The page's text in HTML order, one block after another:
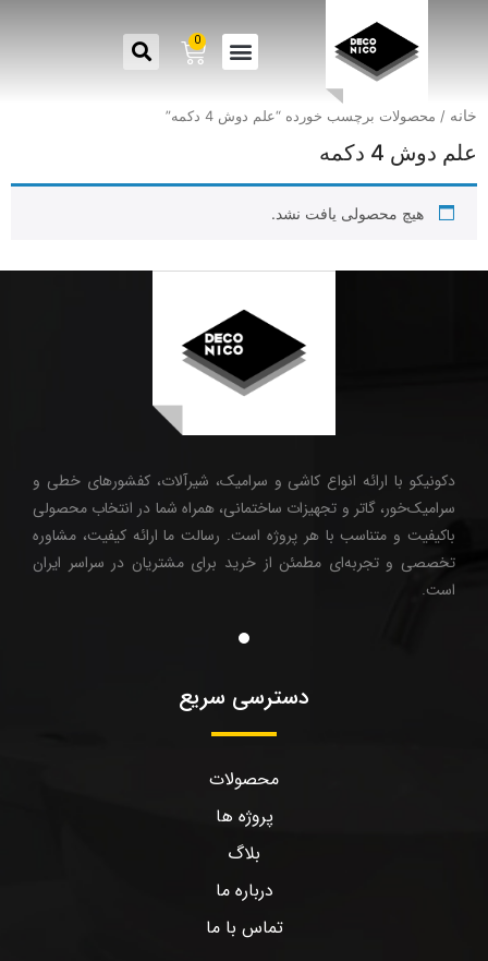
0
خانه / محصولات برچسب خورده “علم دوش 4 دکمه”
علم دوش 4 دکمه
هیچ محصولی یافت نشد.
دکونیکو با ارائه انواع کاشی و سرامیک، شیرآلات، کفشورهای خطی و
سرامیک‌خور، گاتر و تجهیزات ساختمانی، همراه شما در انتخاب محصولی
باکیفیت و متناسب با هر پروژه است. رسالت ما ارائه کیفیت، مشاوره
تخصصی و تجربه‌ای مطمئن از خرید برای مشتریان در سراسر ایران
است.
دسترسی سریع
محصولات
پروژه ها
بلاگ
درباره ما
تماس با ما